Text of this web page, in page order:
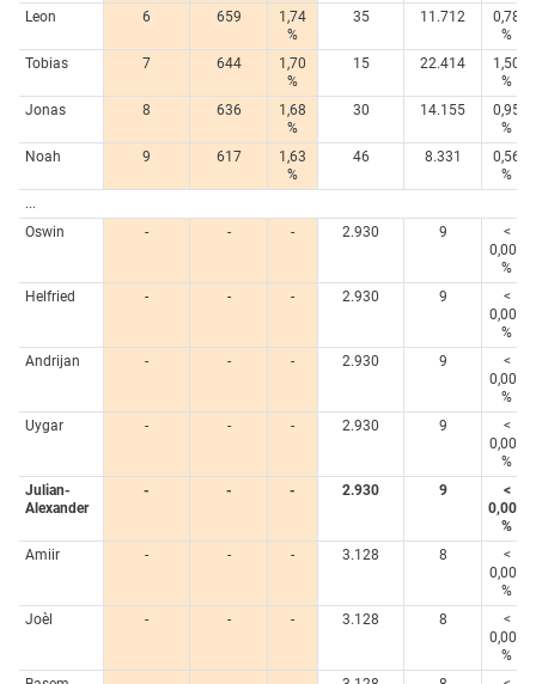
Leon
6 659
1,74
%
35 11.712
0,78
%
Tobias
7 644
1,70
%
15 22.414
1,50
%
Jonas
8 636
1,68
%
30 14.155
0,95
%
Noah
9 617
1,63
%
46 8.331
0,56
%
...
Oswin
- - - 2.930 9
<
0,005
%
Helfried
- - - 2.930 9
<
0,005
%
Andrijan
- - - 2.930 9
<
0,005
%
Uygar
- - - 2.930 9
<
0,005
%
Julian-
Alexander
- - - 2.930 9
<
0,005
%
Amiir
- - - 3.128 8
<
0,005
%
Joèl
- - - 3.128 8
<
0,005
%